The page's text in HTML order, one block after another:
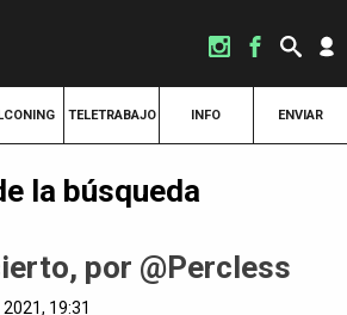
TELETRABAJO INFO ENVIAR
la búsqueda
por @Percless
19:31